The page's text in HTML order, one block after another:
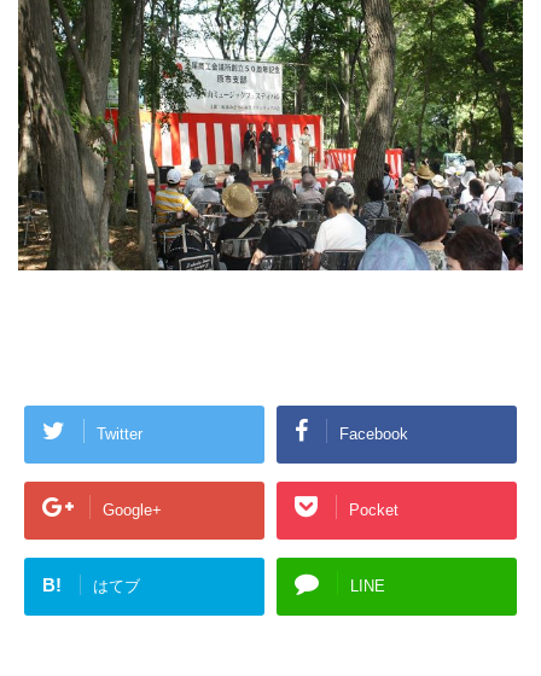
Twitter Facebook
Google+ Pocket
B! はてブ LINE